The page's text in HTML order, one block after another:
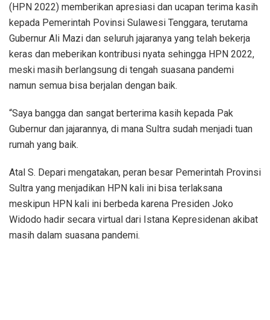
(HPN 2022) memberikan apresiasi dan ucapan terima kasih
kepada Pemerintah Povinsi Sulawesi Tenggara, terutama
Gubernur Ali Mazi dan seluruh jajaranya yang telah bekerja
keras dan meberikan kontribusi nyata sehingga HPN 2022,
meski masih berlangsung di tengah suasana pandemi
namun semua bisa berjalan dengan baik.
“Saya bangga dan sangat berterima kasih kepada Pak
Gubernur dan jajarannya, di mana Sultra sudah menjadi tuan
rumah yang baik.
Atal S. Depari mengatakan, peran besar Pemerintah Provinsi
Sultra yang menjadikan HPN kali ini bisa terlaksana
meskipun HPN kali ini berbeda karena Presiden Joko
Widodo hadir secara virtual dari Istana Kepresidenan akibat
masih dalam suasana pandemi.